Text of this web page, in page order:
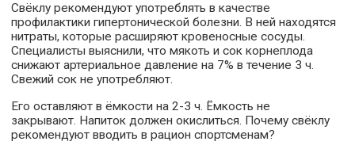
Свёклу рекомендуют употреблять в качестве
профилактики гипертонической болезни. В ней находятся
нитраты, которые расширяют кровеносные сосуды.
Специалисты выяснили, что мякоть и сок корнеплода
снижают артериальное давление на 7% в течение 3 ч.
Свежий сок не употребляют.
Его оставляют в ёмкости на 2-3 ч. Ёмкость не
закрывают. Напиток должен окислиться. Почему свёклу
рекомендуют вводить в рацион спортсменам?